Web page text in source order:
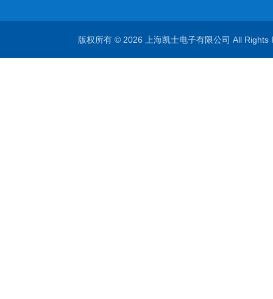
版权所有 © 2026 上海凯士电子有限公司 All